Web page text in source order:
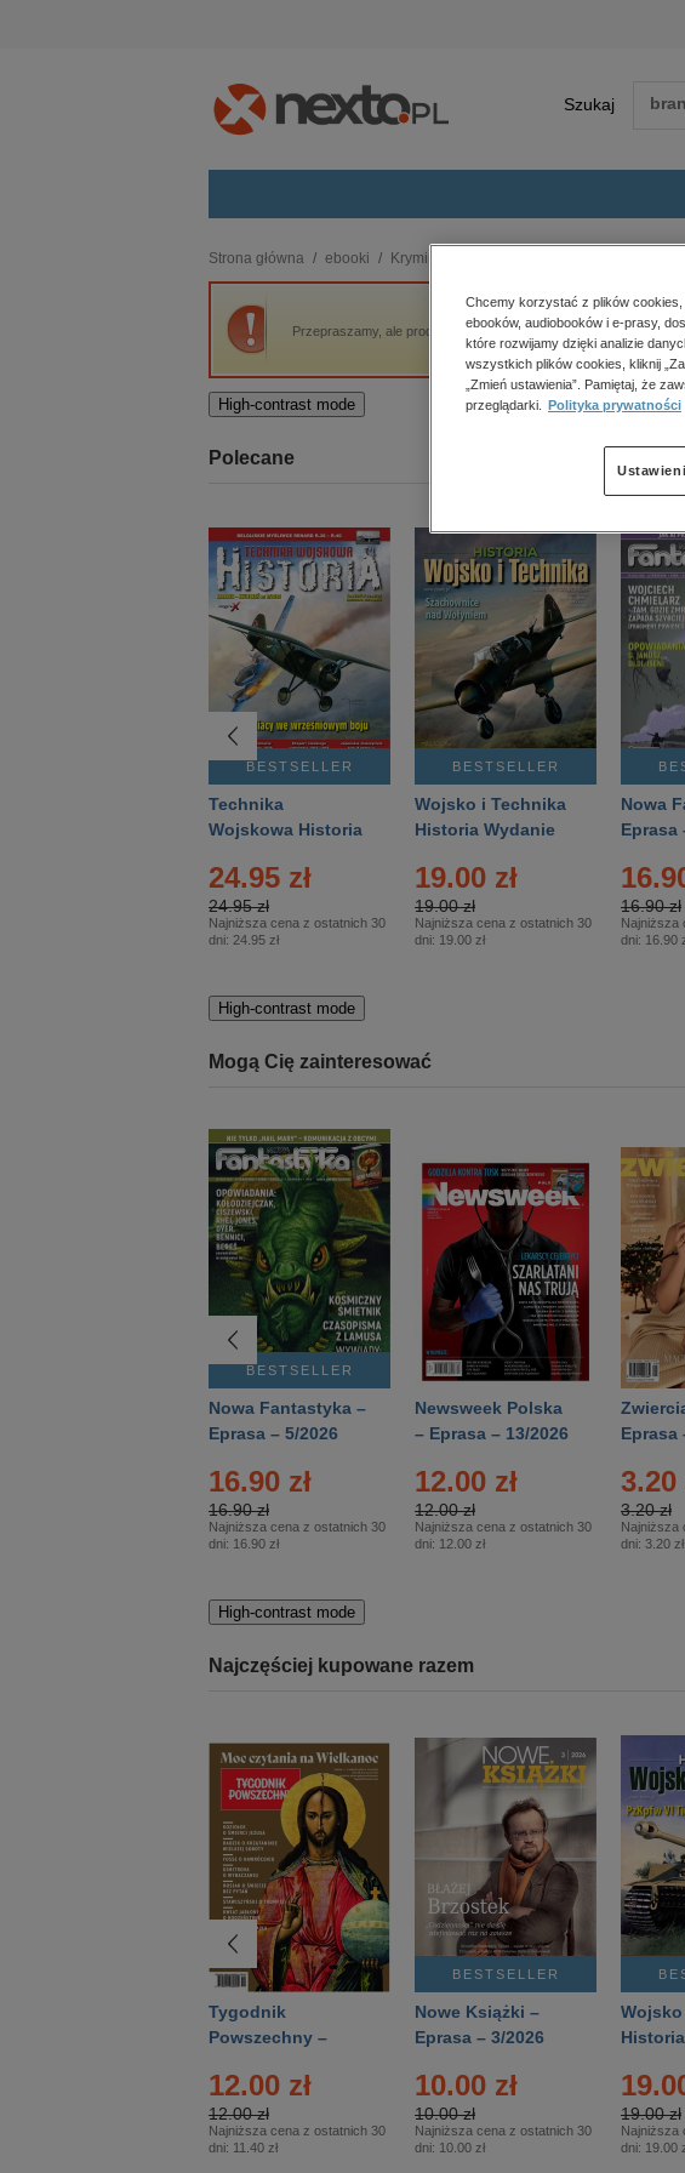
Szukaj
budownictwo, aranżacja wnętrz
biznesowe, branżowe, gospodarka
darmowe wydania
edukacja
kobiece, lifestyle, kultura
polityka,
inne
popularno-
historia
zdrowie
religie
Strona główna ebooki Kryminał, sensacja, thriller
Przepraszamy, ale produkt „That Affair Next Door” nie jest
High-contrast mode
Polecane
BESTSELLER
Technika
Wojskowa Historia
24.95 zł
24.95 zł
Najniższa cena z ostatnich 30
dni: 24.95 zł
BESTSELLER
Wojsko i Technika
Historia Wydanie
– 2/2026
19.00 zł
19.00 zł
Najniższa cena z ostatnich 30
dni: 19.00 zł
Nowa
Eprasa
16.90 zł
Najniższa
dni: 16.90
High-contrast mode
Mogą Cię zainteresować
BESTSELLER
Nowa Fantastyka –
Eprasa – 5/2026
16.90 zł
16.90 zł
Najniższa cena z ostatnich 30
dni: 16.90 zł
Newsweek Polska
– Eprasa – 13/2026
12.00 zł
12.00 zł
Najniższa cena z ostatnich 30
dni: 12.00 zł
Eprasa
3.20
3.20 zł
Najniższa
dni: 3.20 zł
High-contrast mode
Najczęściej kupowane razem
Tygodnik
Powszechny –
12.00 zł
12.00 zł
Najniższa cena z ostatnich 30
dni: 11.40 zł
BESTSELLER
Nowe Książki –
Eprasa – 3/2026
10.00 zł
10.00 zł
Najniższa cena z ostatnich 30
dni: 10.00 zł
19.00 zł
Najniższa
dni: 19.00
Chcemy korzystać z plików
ebooków, audiobooków i e-prasy,
które rozwijamy dzięki analizie
wszystkich plików cookies, kliknij
„Zmień ustawienia”. Pamiętaj, że
przeglądarki.
Polityka prywatności